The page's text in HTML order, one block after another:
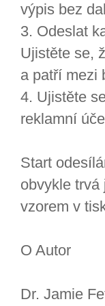
výpis bez
3. Odeslat
Ujistěte se,
a patří mezi
4. Ujistěte
reklamní
Start
obvykle trvá
vzorem v
O Autor
Dr. Jamie